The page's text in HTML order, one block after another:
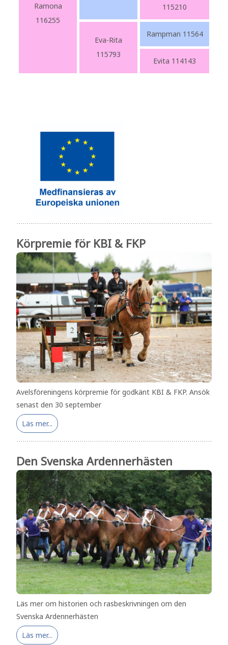
Ramona
116255
115210
Eva-Rita
115793
Rampman 11564
Evita 114143
Körpremie för KBI & FKP
Avelsföreningens körpremie för godkänt KBI & FKP. Ansök
senast den 30 september
Läs mer...
Den Svenska Ardennerhästen
Läs mer om historien och rasbeskrivningen om den
Svenska Ardennerhästen
Läs mer...